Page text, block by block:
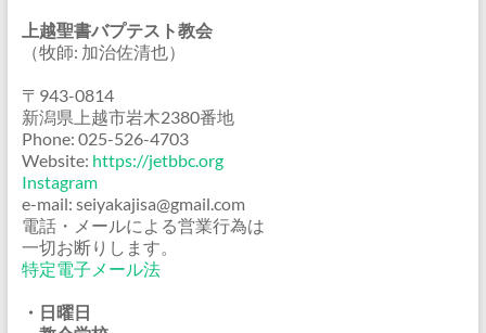
上越聖書バプテスト教会
（牧師: 加治佐清也）
〒943-0814
新潟県上越市岩木2380番地
Phone: 025-526-4703
Website: https://jetbbc.org
Instagram
e-mail: seiyakajisa@gmail.com
電話・メールによる営業行為は
一切お断りします。
特定電子メール法
・日曜日